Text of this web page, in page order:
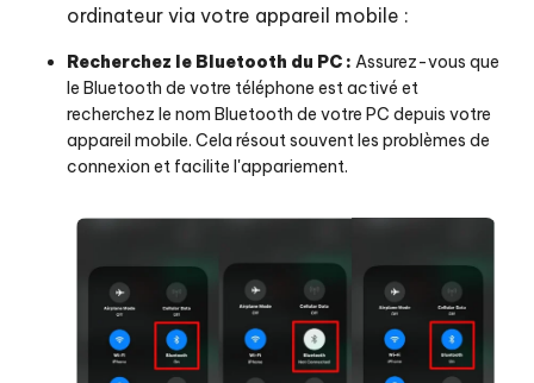
ordinateur via votre appareil mobile :
Recherchez le Bluetooth du PC : Assurez-vous que
le Bluetooth de votre téléphone est activé et
recherchez le nom Bluetooth de votre PC depuis votre
appareil mobile. Cela résout souvent les problèmes de
connexion et facilite l'appariement.